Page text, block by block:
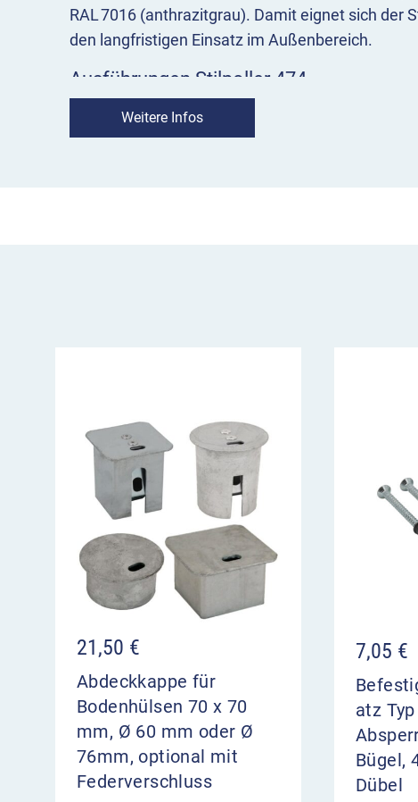
RAL 7016 (anthrazitgrau). Damit eignet sich der
den langfristigen Einsatz im Außenbereich.
Ausführungen Stilpoller 474
Ortsfestmit Erdanker zum Einbetonieren oder
100 × 150 mm zum Aufdübeln
Die Stilpoller mit Schloss sind vor Diebstahl und
geschützt. Dem Profilzylinderschloss liegen drei
Dreikantschlüssel M12 ist separat erhältlich.
Reichen drei Schlüssel Ihnen nicht aus, können
Mehrschlüssel bestellen. Wollen Sie mehrere
Schlüssel bedienen, bestellen Sie bitte
passender Anzahl mit.
Technische Details
Material: Stahlrundrohr Ø 76 mm
Oberfläche: feuerverzinkt + pulverbeschichtet
Kopf: aufgeschweißte Kugel
Höhe über Flur: ca. 950 mm
Gesamtlänge (ortsfest): ca. 1 300 mm
Schloss (herausnehmbar/umlegbar):
oder Profilzylinderschloss
Weitere Infos
21,50 €
Abdeckkappe für
Bodenhülsen 70 x 70
mm, Ø 60 mm oder Ø
76mm, optional mit
Federverschluss
7,05 €
atz
Bügel,
Dübel